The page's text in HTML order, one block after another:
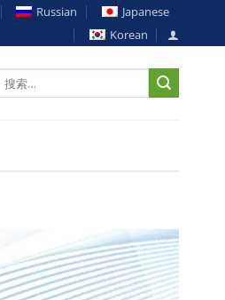
Russian
Japanese
Korean
索：